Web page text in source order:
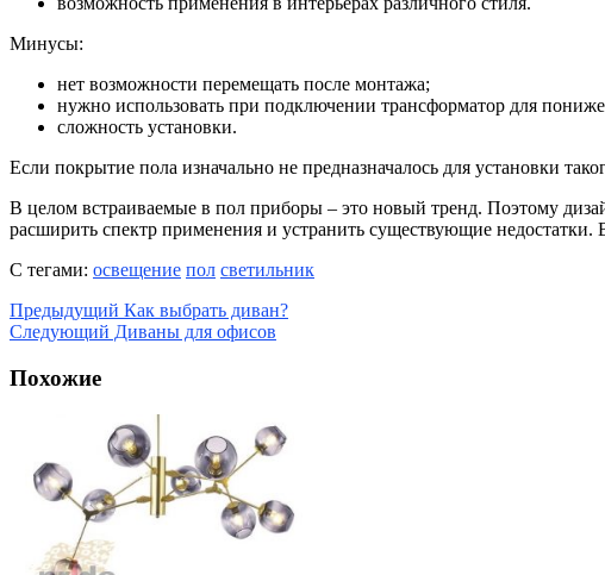
Минусы:
нет возможности перемещать после монтажа;
нужно использовать при подключении трансформатор для
сложность установки.
Если покрытие пола изначально не предназначалось для установки
В целом встраиваемые в пол приборы – это новый тренд. Поэтому
расширить спектр применения и устранить существующие недостатки.
С тегами: освещение пол светильник
Предыдущий Как выбрать диван?
Следующий Диваны для офисов
Похожие